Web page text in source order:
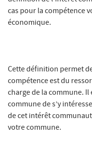
cas pour la compétence
économique.
Cette définition permet
compétence est du
charge de la commune.
commune de s’y
de cet intérêt
votre commune.